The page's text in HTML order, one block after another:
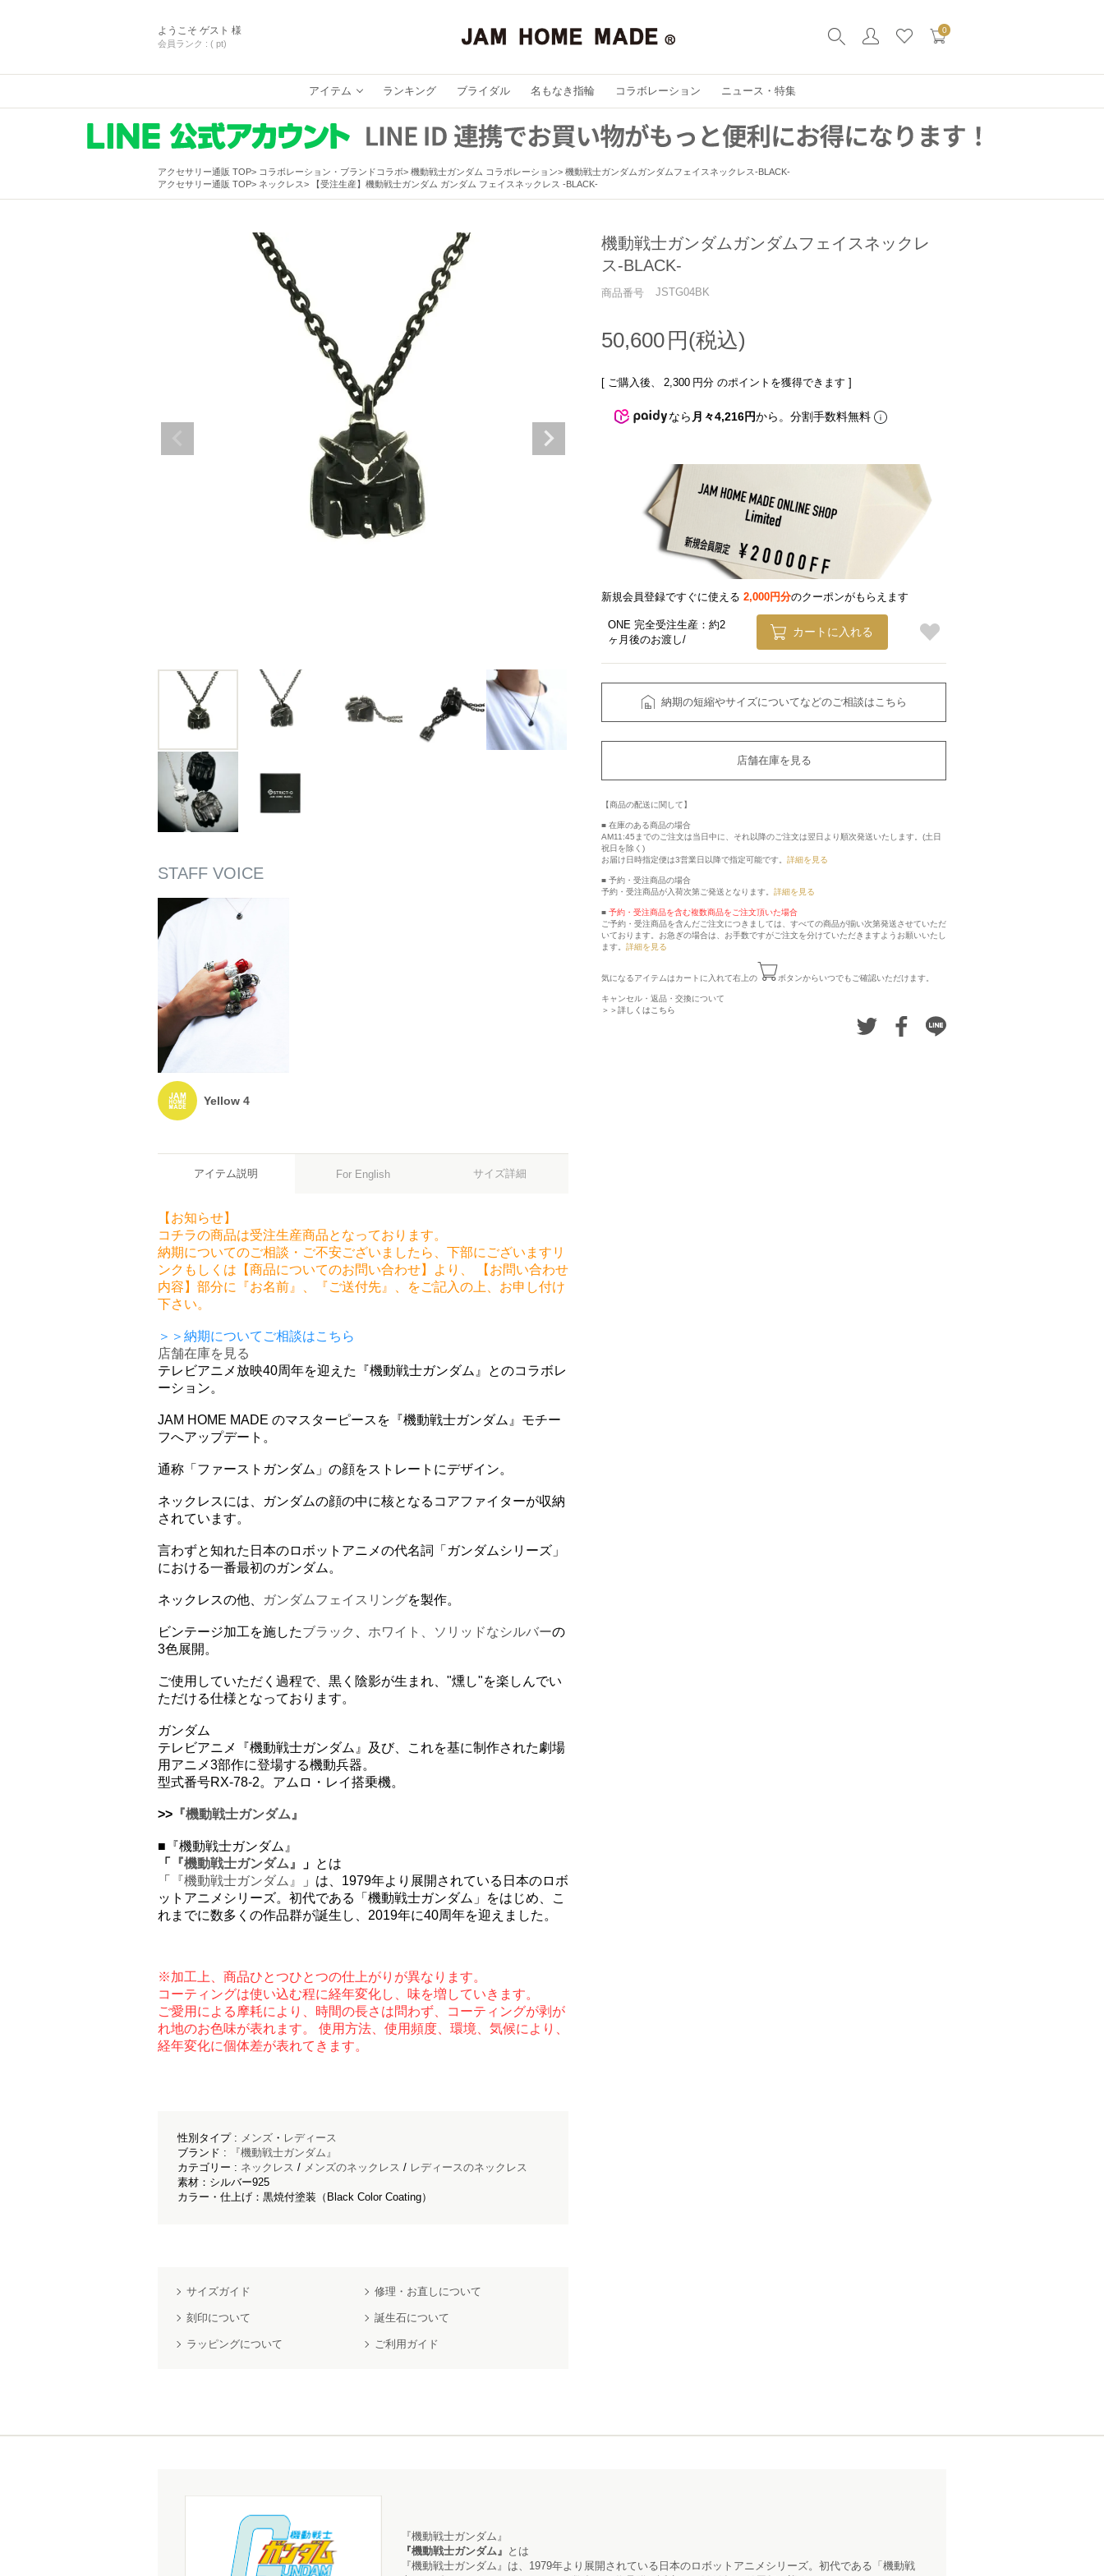
ようこそ ゲスト 様
会員ランク : ( pt)
0
アイテム ランキング ブライダル 名もなき指輪 コラボレーション ニュース・特集
アクセサリー通販 TOP コラボレーション・ブランドコラボ 機動戦士ガンダム コラボレーション
機動戦士ガンダムガンダムフェイスネックレス-BLACK-
アクセサリー通販 TOP
ネックレス 【受注生産】機動戦士ガンダム ガンダム フェイスネックレス -BLACK-
Yellow 4
アイテム説明 For English サイズ詳細
【お知らせ】
コチラの商品は受注生産商品となっております。
納期についてのご相談・ご不安ございましたら、下部にございますリ
ンクもしくは【商品についてのお問い合わせ】より、 【お問い合わせ
内容】部分に『お名前』、『ご送付先』、をご記入の上、お申し付け
下さい。
＞＞納期についてご相談はこちら
店舗在庫を見る
テレビアニメ放映40周年を迎えた『機動戦士ガンダム』とのコラボレ
ーション。
JAM HOME MADE のマスターピースを『機動戦士ガンダム』モチー
フへアップデート。
通称「ファーストガンダム」の顔をストレートにデザイン。
ネックレスには、ガンダムの顔の中に核となるコアファイターが収納
されています。
言わずと知れた日本のロボットアニメの代名詞「ガンダムシリーズ」
における一番最初のガンダム。
ネックレスの他、 ガンダムフェイスリングを製作。
ビンテージ加工を施したブラック ホワイト、ソリッドなシルバーの
3色展開。
ご使用していただく過程で、黒く陰影が生まれ、"燻し"を楽しんでい
ただける仕様となっております。
ガンダム
テレビアニメ『機動戦士ガンダム』及び、これを基に制作された劇場
用アニメ3部作に登場する機動兵器。
型式番号RX-78-2。アムロ・レイ搭乗機。
>> 『機動戦士ガンダム』
■『機動戦士ガンダム』
「
『機動戦士ガンダム』 」 とは
「
『機動戦士ガンダム』
」は、1979年より展開されている日本のロボ
ットアニメシリーズ。初代である「機動戦士ガンダム」をはじめ、こ
れまでに数多くの作品群が誕生し、2019年に40周年を迎えました。
※加工上、商品ひとつひとつの仕上がりが異なります。
コーティングは使い込む程に経年変化し、味を増していきます。
ご愛用による摩耗により、時間の長さは問わず、コーティングが剥が
れ地のお色味が表れます。 使用方法、使用頻度、環境、気候により、
経年変化に個体差が表れてきます。
性別タイプ : メンズ ・ レディース
ブランド :
『機動戦士ガンダム』
カテゴリー : ネックレス / メンズのネックレス / レディースのネックレス
素材：シルバー925
カラー・仕上げ：黒焼付塗装（Black Color Coating）
サイズガイド 修理・お直しについて
刻印について 誕生石について
ラッピングについて ご利用ガイド
機動戦士ガンダムガンダムフェイスネックレ
ス-BLACK-
商品番号 JSTG04BK
50,600
[ ご購入後、 2,300 円分 のポイントを獲得できます ]
なら 月々4,216円から。分割手数料無料
新規会員登録ですぐに使える 2,000円分のクーポンがもらえます
ONE 完全受注生産：約2
ヶ月後のお渡し
カートに入れる
納期の短縮やサイズについてなどのご相談はこちら
店舗在庫を見る
【商品の配送に関して】
■ 在庫のある商品の場合
AM11:45までのご注文は当日中に、それ以降のご注文は翌日より順次発送いたします。(土日
祝日を除く)
お届け日時指定便は3営業日以降で指定可能です。 詳細を見る
■ 予約・受注商品の場合
予約・受注商品が入荷次第ご発送となります。 詳細を見る
■ 予約・受注商品を含む複数商品をご注文頂いた場合
ご予約・受注商品を含んだご注文につきましては、すべての商品が揃い次第発送させていただ
いております。お急ぎの場合は、お手数ですがご注文を分けていただきますようお願いいたし
ます。 詳細を見る
気になるアイテムはカートに入れて右上の ボタンからいつでもご確認いただけます。
キャンセル・返品・交換について
＞＞詳しくはこちら
『機動戦士ガンダム』
『機動戦士ガンダム』 とは
『機動戦士ガンダム』 は、1979年より展開されている日本のロボットアニメシリーズ。初代である「機動戦